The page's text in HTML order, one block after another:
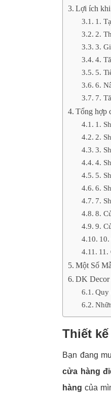
Lợi ích khi
1.
2.
3.
4.
5.
6.
7.
Tổng hợp
1.
2.
3.
4.
5.
6.
7.
8.
9.
11.
Một Số
DK Decor
Quy
Thiết
Bạn đang
cửa hàng
hàng của